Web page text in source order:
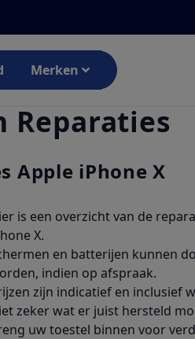
Merken
Reparaties
Apple iPhone X
is een overzicht van de
X.
en batterijen kunnen
indien op afspraak.
zijn indicatief en inclusief
zeker wat er juist hersteld
uw toestel binnen voor